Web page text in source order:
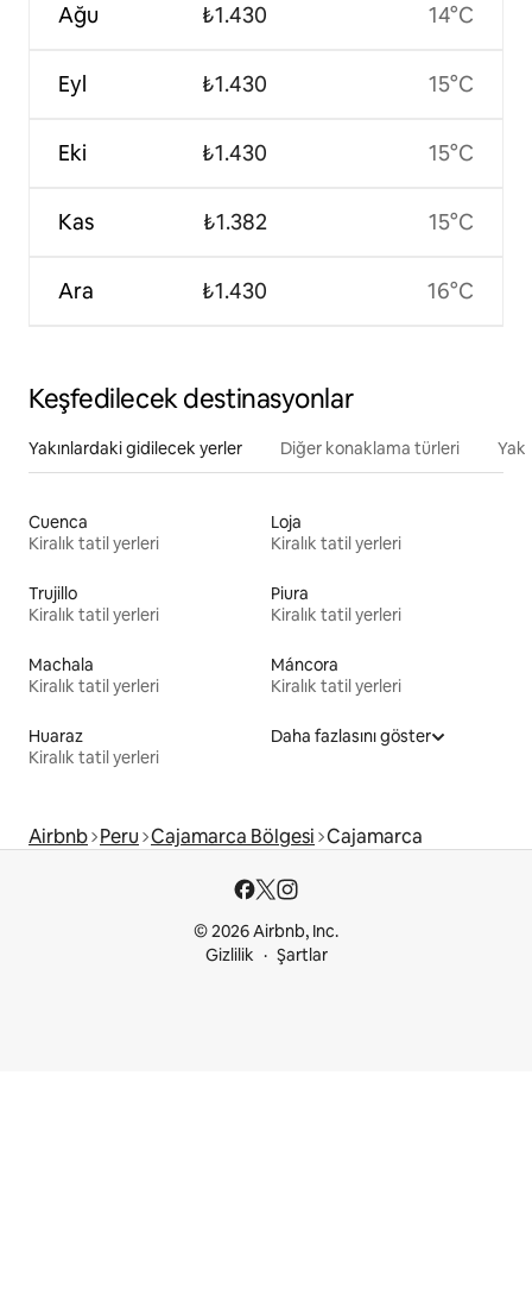
Ağu
Eyl
Eki
Kas
Ara
₺1.430
₺1.430
₺1.430
₺1.382
₺1.430
14°C
15°C
15°C
15°C
16°C
Keşfedilecek destinasyonlar
Yakınlardaki gidilecek yerler Diğer konaklama türleri
Cuenca
Kiralık tatil yerleri
Loja
Kiralık tatil yerleri
Trujillo
Kiralık tatil yerleri
Piura
Kiralık tatil yerleri
Machala
Kiralık tatil yerleri
Máncora
Kiralık tatil yerleri
Huaraz
Kiralık tatil yerleri
Daha fazlasını göster
Airbnb Peru Cajamarca Bölgesi Cajamarca
© 2026 Airbnb, Inc.
Gizlilik
Şartlar